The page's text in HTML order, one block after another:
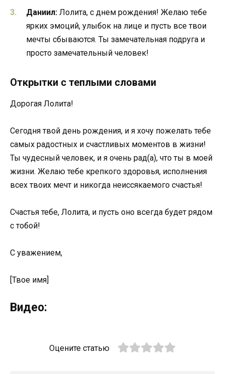
Даниил: Лолита, с днем рождения! Желаю тебе
ярких эмоций, улыбок на лице и пусть все твои
мечты сбываются. Ты замечательная подруга и
просто замечательный человек!
Открытки с теплыми словами
Дорогая Лолита!
Сегодня твой день рождения, и я хочу пожелать тебе
самых радостных и счастливых моментов в жизни!
Ты чудесный человек, и я очень рад(а), что ты в моей
жизни. Желаю тебе крепкого здоровья, исполнения
всех твоих мечт и никогда неиссякаемого счастья!
Счастья тебе, Лолита, и пусть оно всегда будет рядом
с тобой!
С уважением,
[Твое имя]
Видео:
Оцените статью